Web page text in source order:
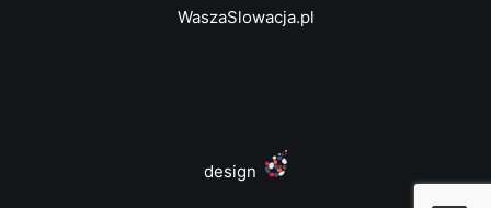
WaszaSlowacja.pl
design